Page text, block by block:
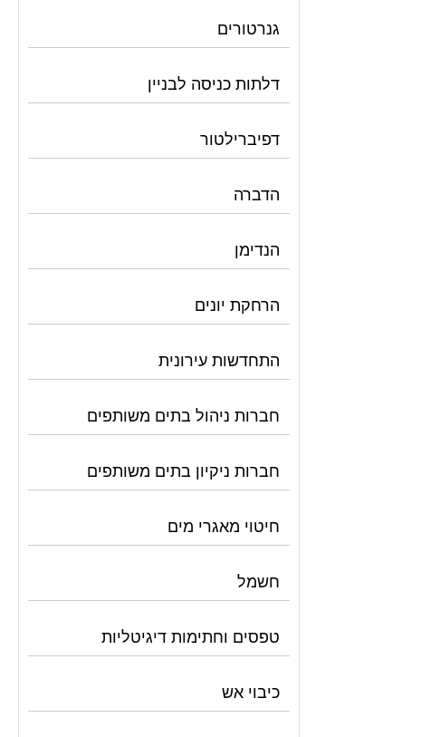
גנרטורים
דלתות כניסה לבניין
דפיברילטור
הדברה
הנדימן
הרחקת יונים
התחדשות עירונית
חברות ניהול בתים משותפים
חברות ניקיון בתים משותפים
חיטוי מאגרי מים
חשמל
טפסים וחתימות דיגיטליות
כיבוי אש